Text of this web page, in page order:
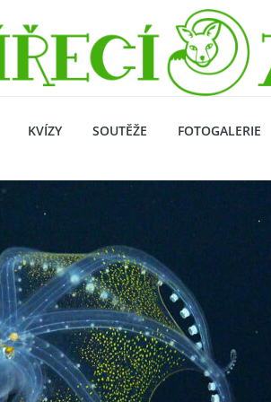
KVÍZY SOUTĚŽE FOTOGALERIE